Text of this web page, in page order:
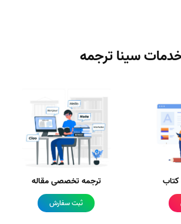
سینا ترجمه
ترجمه تخصصی مقاله
ثبت سفارش